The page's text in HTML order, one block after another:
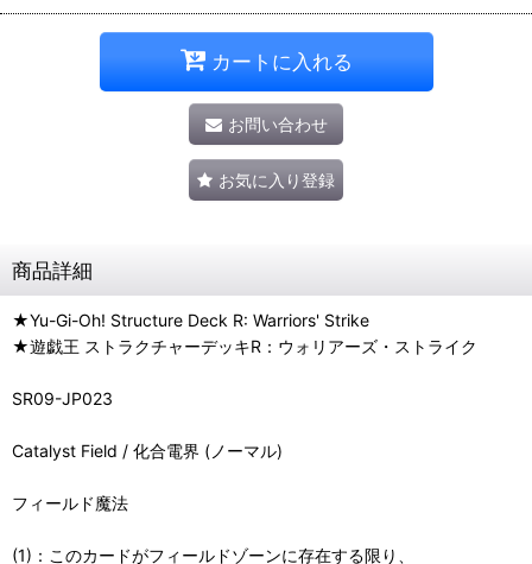
カートに入れる
お問い合わせ
お気に入り登録
商品詳細
★Yu-Gi-Oh! Structure Deck R: Warriors' Strike
★遊戯王 ストラクチャーデッキR：ウォリアーズ・ストライク
SR09-JP023
Catalyst Field / 化合電界 (ノーマル)
フィールド魔法
(1)：このカードがフィールドゾーンに存在する限り、